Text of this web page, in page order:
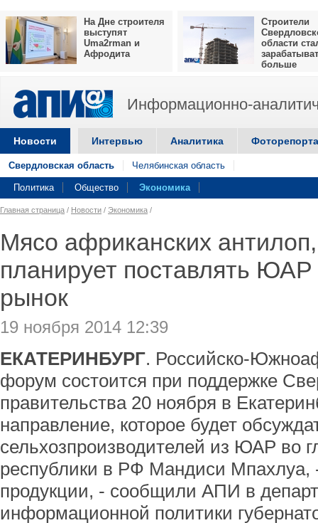
На Дне строителя
выступят
Uma2rman и
Афродита
Строители
области
больше
Информационно-
Новости Интервью Аналитика
Свердловская область Челябинская область
Политика Общество Экономика
Главная страница / Новости / Экономика /
Мясо африканских
планирует поставлять ЮАР
рынок
19 ноября 2014 12:39
ЕКАТЕРИНБУРГ. Российско-
форум состоится при поддержке
правительства 20 ноября в
направление, которое будет
сельхозпроизводителей из ЮАР во
республики в РФ Мандиси Мпахлуа,
продукции, - сообщили АПИ в
информационной политики